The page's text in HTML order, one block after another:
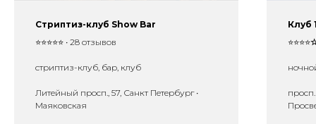
Стриптиз-клуб Show Bar
⭐⭐⭐⭐⭐ • 28 отзывов
стриптиз-клуб, бар, клуб
Литейный просп., 57, Санкт Петербург •
Маяковская
Клуб
⭐⭐⭐⭐